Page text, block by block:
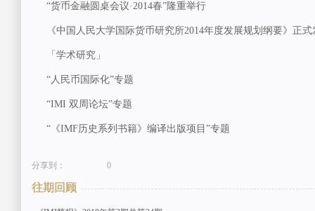
“货币金融圆桌会议·2014春”隆重举行
《中国人民大学国际货币研究所2014年度发展规划纲要》正式
「学术研究」
“人民币国际化”专题
“IMI 双周论坛”专题
“《IMF历史系列书籍》编译出版项目”专题
分享到： 0
往期回顾